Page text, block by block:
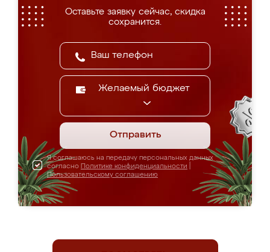
Оставьте заявку сейчас, скидка
сохранится.
Желаемый бюджет
Отправить
Я соглашаюсь на передачу персональных данных
согласно Политике конфиденциальности
Пользовательскому соглашению